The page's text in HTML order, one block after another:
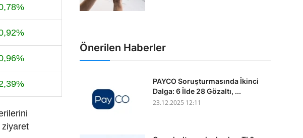
ziyaret
Önerilen Haberler
PAYCO Soruşturmasında İkinci
Dalga: 6 İlde 28 Gözaltı, ...
23.12.2025 12:11